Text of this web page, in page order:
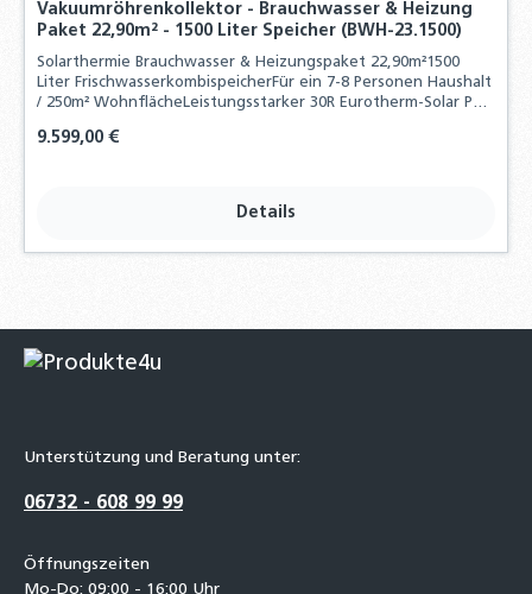
Vakuumröhrenkollektor - Brauchwasser & Heizung
Paket 22,90m² - 1500 Liter Speicher (BWH-23.1500)
Solarthermie Brauchwasser & Heizungspaket 22,90m²1500
Liter FrischwasserkombispeicherFür ein 7-8 Personen Haushalt
/ 250m² WohnflächeLeistungsstarker 30R Eurotherm-Solar PRO
Regulärer Preis:
9.599,00 €
Details
Unterstützung und Beratung unter:
06732 - 608 99 99
Öffnungszeiten
Mo-Do: 09:00 - 16:00 Uhr